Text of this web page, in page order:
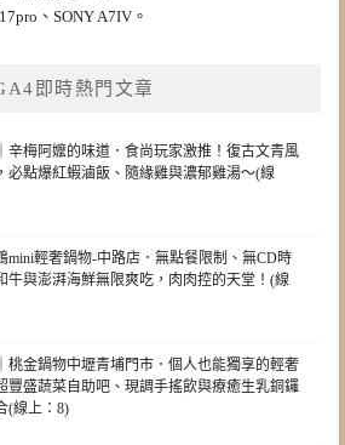
、SONY A7IV。
即時熱門文章
辛梅阿嬤的味道．食尚玩家激推！復古文青風
必點爆紅蝦滷飯、隨緣雞與濃郁雞湯～(線
mini輕奢鍋物-中路店．無點餐限制、無CD時
牛與澎湃海鮮無限爽吃，肉肉控的天堂！(線
桃金鍋物中壢青埔門市．個人也能獨享的輕奢
豐盛蔬菜自助吧、現調手搖飲與療癒生乳銅鑼
(線上：8)